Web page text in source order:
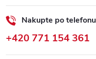
Nakupte po
+420 771 154 361